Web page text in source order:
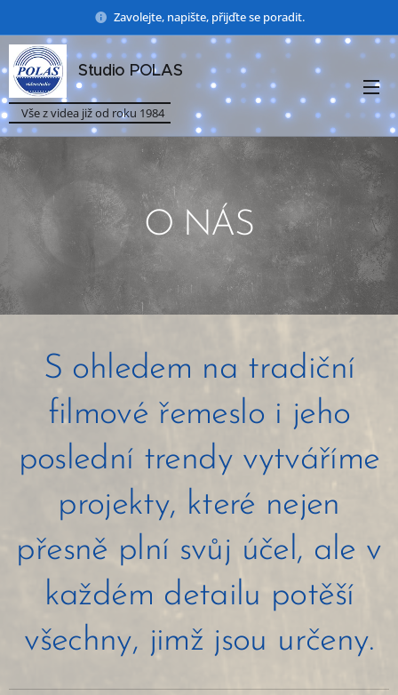
Zavolejte, napište, přijďte se poradit.
Studio POLAS
Vše z videa již od roku 1984
O NÁS
S ohledem na tradiční
filmové řemeslo i jeho
poslední trendy vytváříme
projekty, které nejen
přesně plní svůj účel, ale v
každém detailu potěší
všechny, jimž jsou určeny.